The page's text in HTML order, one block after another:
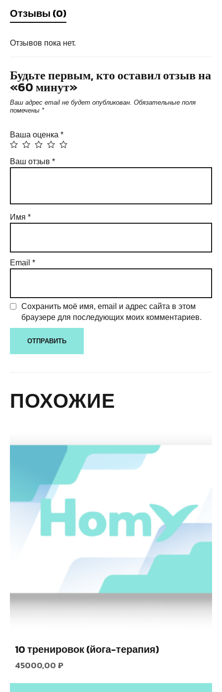
Отзывы (0)
Отзывов пока нет.
Будьте первым, кто оставил отзыв на
«60 минут»
Ваш адрес email не будет опубликован. Обязательные поля
помечены *
Ваша оценка *
Ваш отзыв *
Имя *
Email *
Сохранить моё имя, email и адрес сайта в этом
браузере для последующих моих комментариев.
ПОХОЖИЕ
10 тренировок (йога-терапия)
45000,00 ₽